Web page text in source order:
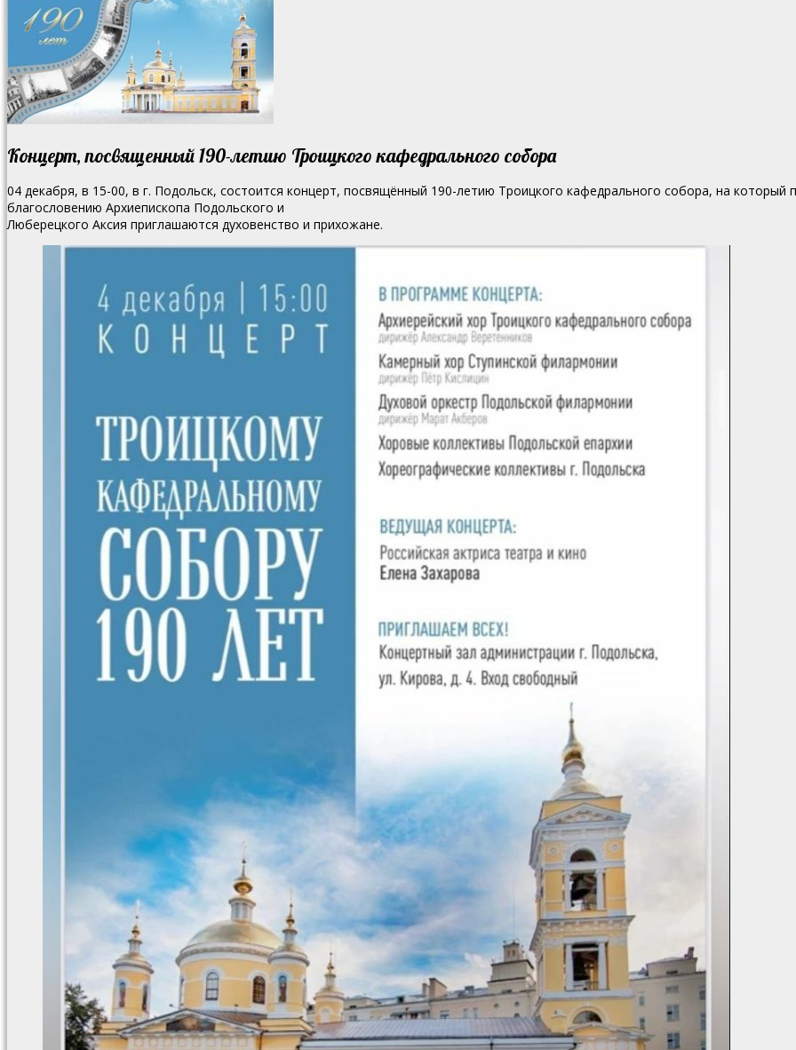
Концерт, посвященный 190-летию Троицкого кафедрального собора
04 декабря, в 15-00, в г. Подольск, состоится концерт, посвящённый 190-летию Троицкого кафедрального собора, на который
благословению Архиепископа Подольского и
Люберецкого Аксия приглашаются духовенство и прихожане.